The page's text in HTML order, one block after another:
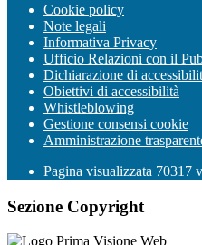
Cookie policy
Note legali
Informativa Privacy
Ufficio Relazioni con il
Dichiarazione di
Obiettivi di accessibilità
Whistleblowing
Gestione consensi cookie
Amministrazione
Pagina visualizzata 70317
Sezione Copyright